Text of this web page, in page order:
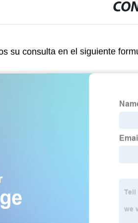
su consulta en el siguiente